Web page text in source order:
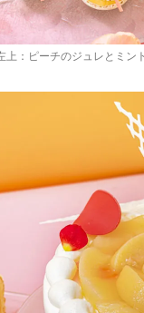
上：ピーチのジュレとミン